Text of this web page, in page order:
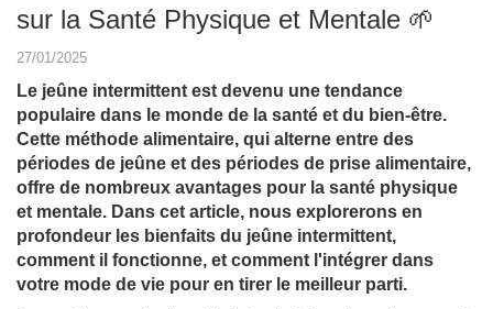
sur la Santé Physique et Mentale 🌱
27/01/2025
Le jeûne intermittent est devenu une tendance
populaire dans le monde de la santé et du bien-être.
Cette méthode alimentaire, qui alterne entre des
périodes de jeûne et des périodes de prise alimentaire,
offre de nombreux avantages pour la santé physique
et mentale. Dans cet article, nous explorerons en
profondeur les bienfaits du jeûne intermittent,
comment il fonctionne, et comment l'intégrer dans
votre mode de vie pour en tirer le meilleur parti.